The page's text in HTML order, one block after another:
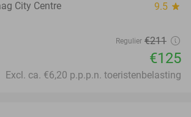
City Centre 9.5 star
Regulier €211
€125
Excl. ca. €6,20 p.p.p.n. toeristenbelasting